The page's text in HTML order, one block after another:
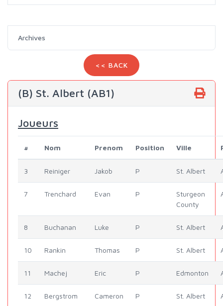
Archives
<< BACK
(B) St. Albert (AB1)
Joueurs
# Nom Prenom Position Ville
3 Reiniger Jakob P St. Albert
7 Trenchard Evan P
Sturgeon
County
8 Buchanan Luke P St. Albert
10 Rankin Thomas P St. Albert
11 Machej Eric P Edmonton
12 Bergstrom Cameron P St. Albert